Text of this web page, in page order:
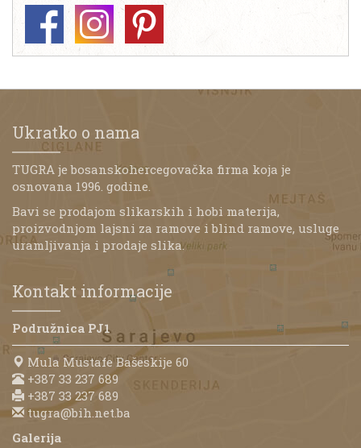
Ukratko o nama
TUGRA je bosanskohercegovačka firma koja je
osnovana 1996. godine.
Bavi se prodajom slikarskih i hobi materija,
proizvodnjom lajsni za ramove i blind ramove, usluge
uramljivanja i prodaje slika.
Kontakt informacije
Podružnica PJ1
Mula Mustafe Bašeskije 60
+387 33 237 689
+387 33 237 689
tugra@bih.net.ba
Galerija